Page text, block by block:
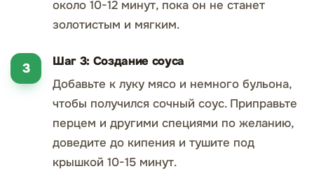
около 10-12 минут, пока он не станет
золотистым и мягким.
Шаг 3: Создание соуса
Добавьте к луку мясо и немного бульона,
чтобы получился сочный соус. Приправьте
перцем и другими специями по желанию,
доведите до кипения и тушите под
крышкой 10-15 минут.